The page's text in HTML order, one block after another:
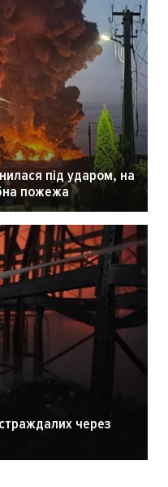
під ударом, на
пожежа
через